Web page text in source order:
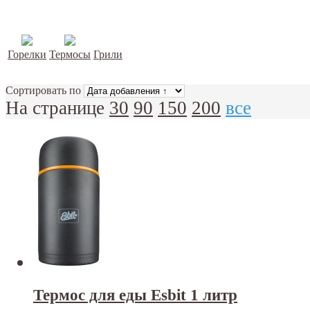
Горелки Термосы Грили
Сортировать по
На странице 30 90 150 200 все
Термос для еды Esbit 1 литр